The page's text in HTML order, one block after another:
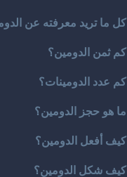
كل ما تريد معرفته عن
كم ثمن الدومين؟
كم عدد الدومينات؟
ما هو حجز الدومين؟
كيف أفعل الدومين؟
كيف شكل الدومين؟